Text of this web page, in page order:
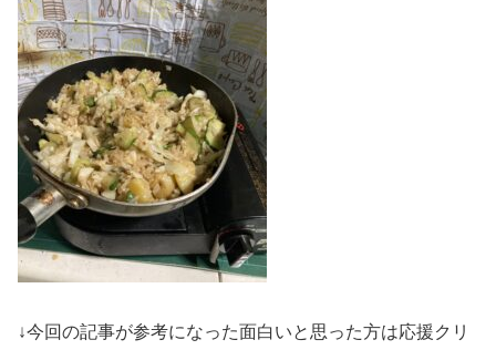
↓今回の記事が参考になった面白いと思った方は応援クリ